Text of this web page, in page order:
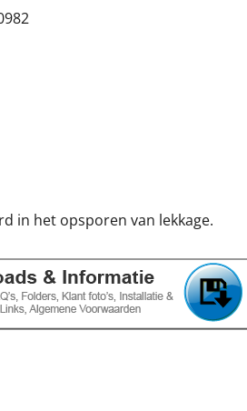
in het opsporen van lekkage.